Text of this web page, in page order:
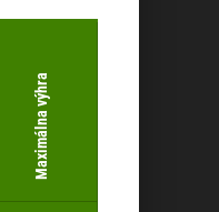
Maximálna výhra